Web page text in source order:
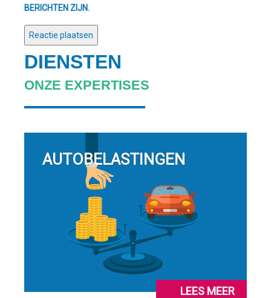
BERICHTEN ZIJN.
DIENSTEN
ONZE EXPERTISES
AUTOBELASTINGEN
LEES MEER